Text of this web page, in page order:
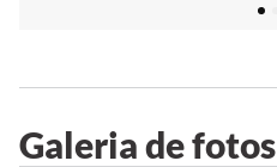
Galeria de fotos